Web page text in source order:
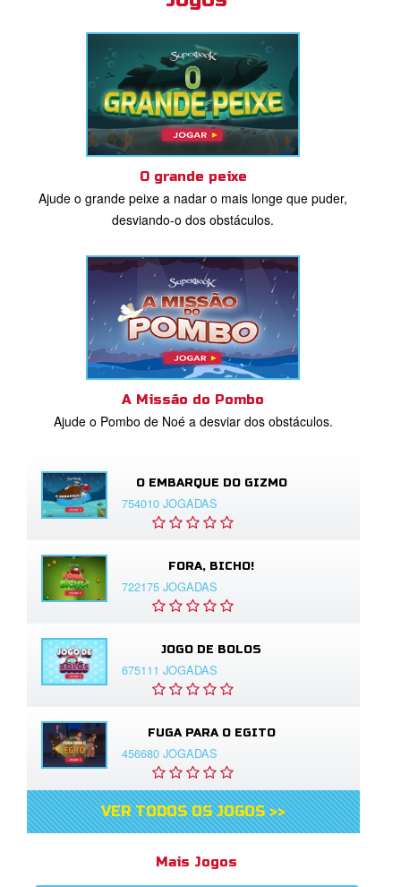
O grande peixe
Ajude o grande peixe a nadar o mais longe que puder,
desviando-o dos obstáculos.
A Missão do Pombo
Ajude o Pombo de Noé a desviar dos obstáculos.
O EMBARQUE DO GIZMO
754010 JOGADAS
FORA, BICHO!
722175 JOGADAS
JOGO DE BOLOS
675111 JOGADAS
FUGA PARA O EGITO
456680 JOGADAS
VER TODOS OS JOGOS >>
Mais Jogos